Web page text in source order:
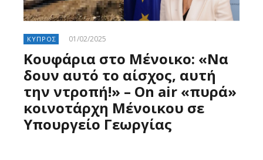
ΚΥΠΡΟΣ 01/02/2025
Κουφάρια στο Μένοικο: «Να
δουν αυτό το αίσχος, αυτή
την ντροπή!» – On air «πυρά»
κοινοτάρχη Μένοικου σε
Υπουργείο Γεωργίας